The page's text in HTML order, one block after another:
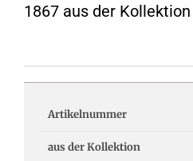
1867 aus der
Artikelnummer
aus der Kollektion